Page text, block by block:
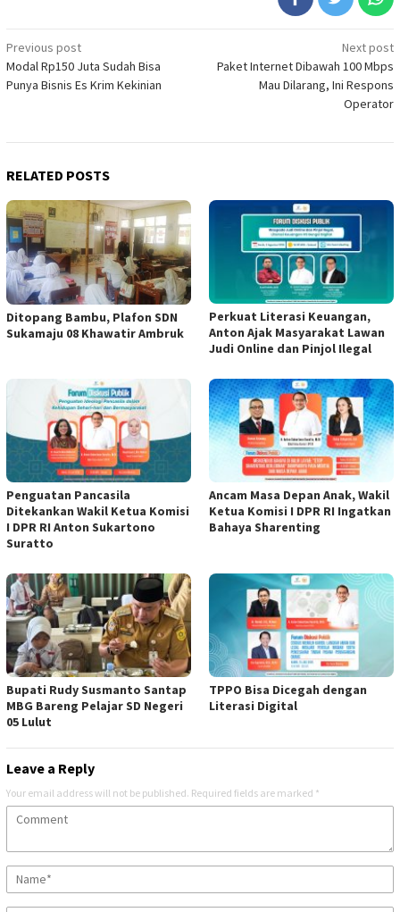
Post
navigation
Previous post
Modal Rp150 Juta Sudah Bisa
Punya Bisnis Es Krim Kekinian
Next post
Paket Internet Dibawah 100 Mbps
Mau Dilarang, Ini Respons
Operator
RELATED POSTS
Ditopang Bambu, Plafon SDN
Sukamaju 08 Khawatir Ambruk
Perkuat Literasi Keuangan,
Anton Ajak Masyarakat Lawan
Judi Online dan Pinjol Ilegal
Penguatan Pancasila
Ditekankan Wakil Ketua Komisi
I DPR RI Anton Sukartono
Suratto
Ancam Masa Depan Anak, Wakil
Ketua Komisi I DPR RI Ingatkan
Bahaya Sharenting
Bupati Rudy Susmanto Santap
MBG Bareng Pelajar SD Negeri
05 Lulut
TPPO Bisa Dicegah dengan
Literasi Digital
Leave a Reply
Your email address will not be published. Required fields are marked *